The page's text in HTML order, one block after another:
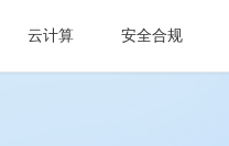
云计算 安全合规